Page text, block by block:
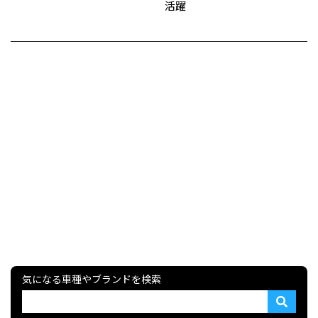
活躍
気になる車種やブランドを検索